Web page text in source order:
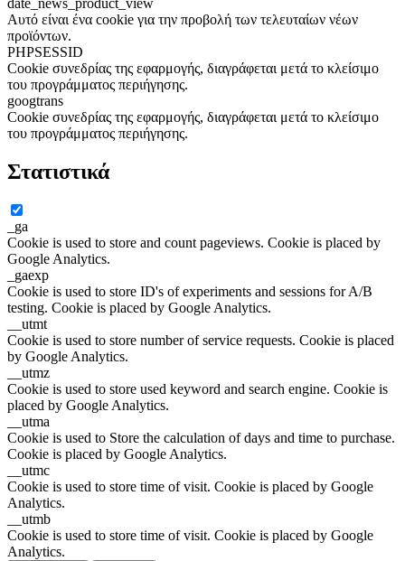
Αυτό είναι ένα cookie για την προβολή των τελευταίων νέων
προϊόντων.
PHPSESSID
Cookie συνεδρίας της εφαρμογής, διαγράφεται μετά το κλείσιμο
του προγράμματος περιήγησης.
googtrans
Cookie συνεδρίας της εφαρμογής, διαγράφεται μετά το κλείσιμο
του προγράμματος περιήγησης.
Στατιστικά
_ga
Cookie is used to store and count pageviews. Cookie is placed by
Google Analytics.
_gaexp
Cookie is used to store ID's of experiments and sessions for A/B
testing. Cookie is placed by Google Analytics.
__utmt
Cookie is used to store number of service requests. Cookie is placed
by Google Analytics.
__utmz
Cookie is used to store used keyword and search engine. Cookie is
placed by Google Analytics.
__utma
Cookie is used to Store the calculation of days and time to purchase.
Cookie is placed by Google Analytics.
__utmc
Cookie is used to store time of visit. Cookie is placed by Google
Analytics.
__utmb
Cookie is used to store time of visit. Cookie is placed by Google
Analytics.